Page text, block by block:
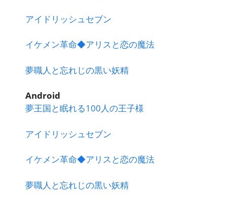
アイドリッシュセブン
イケメン革命◆アリスと恋の魔法
夢職人と忘れじの黒い妖精
Android
夢王国と眠れる100人の王子様
アイドリッシュセブン
イケメン革命◆アリスと恋の魔法
夢職人と忘れじの黒い妖精